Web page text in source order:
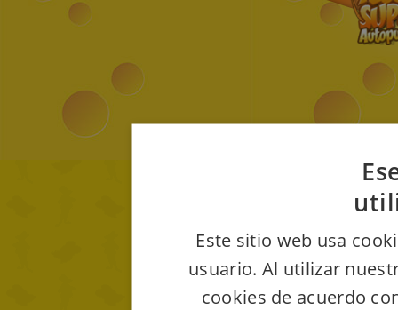
Este sitio web usa
usuario. Al utilizar
cookies de acuerdo